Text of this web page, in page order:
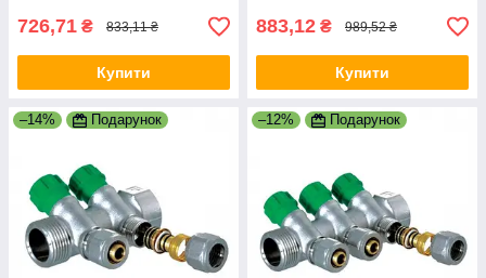
726,71 ₴ 833,11 ₴
Купити
883,12 ₴ 989,52 ₴
Купити
–14% Подарунок –12% Подарунок